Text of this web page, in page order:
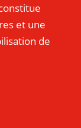
et une
de